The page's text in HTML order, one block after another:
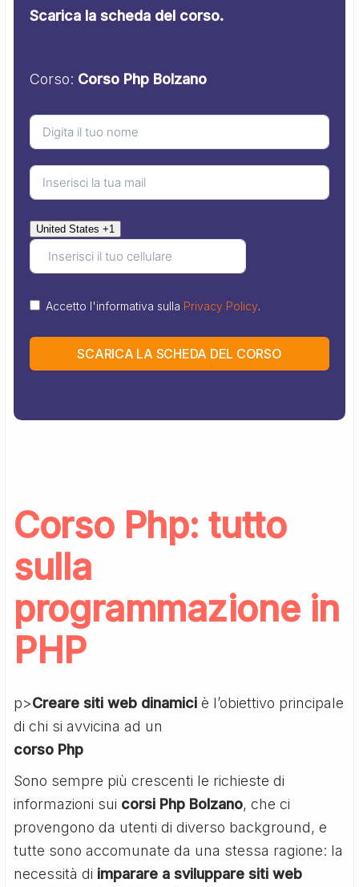
Scarica la scheda del corso.
Corso: Corso Php Bolzano
United States +1
Accetto l'informativa sulla Privacy Policy.
SCARICA LA SCHEDA DEL CORSO
Corso Php: tutto
sulla
programmazione in
PHP
p>Creare siti web dinamici è l’obiettivo principale
di chi si avvicina ad un
corso Php
Sono sempre più crescenti le richieste di
informazioni sui corsi Php Bolzano, che ci
provengono da utenti di diverso background, e
tutte sono accomunate da una stessa ragione: la
necessità di imparare a sviluppare siti web